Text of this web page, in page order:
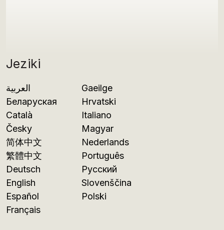
Jeziki
العربية
Беларуская
Català
Česky
简体中文
繁體中文
Deutsch
English
Español
Français
Gaeilge
Hrvatski
Italiano
Magyar
Nederlands
Português
Русский
Slovenščina
Polski